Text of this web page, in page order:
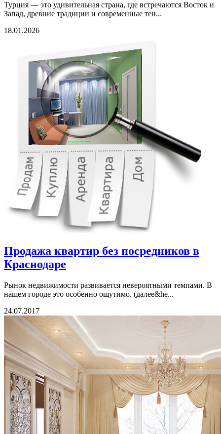
Турция — это удивительная страна, где встречаются Восток и
Запад, древние традиции и современные тен...
18.01.2026
Продажа квартир без посредников в
Краснодаре
Рынок недвижимости развивается невероятными темпами. В
нашем городе это особенно ощутимо. (далее&he...
24.07.2017